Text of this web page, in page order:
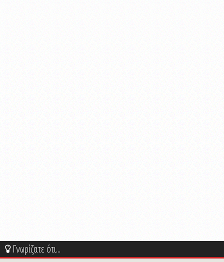
Γνωρίζατε ότι...